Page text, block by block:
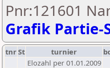
Pnr:121601
Grafik
tnrSt turnier
Elozahl per 01.01.2009